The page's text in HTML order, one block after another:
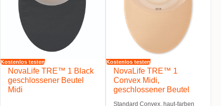
Kostenlos testen
NovaLife TRE™ 1 Black
geschlossener Beutel
Midi
Kostenlos testen
NovaLife TRE™ 1
Convex Midi,
geschlossener Beutel
Standard Convex, haut-farben